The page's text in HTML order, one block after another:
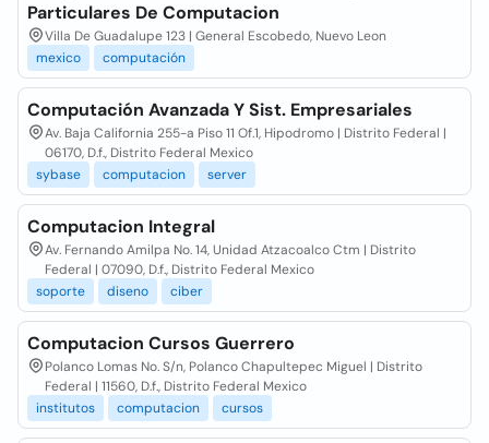
Particulares De Computacion
Villa De Guadalupe 123 | General Escobedo, Nuevo Leon
mexico
computación
Computación Avanzada Y Sist. Empresariales
Av. Baja California 255-a Piso 11 Of.1, Hipodromo | Distrito Federal |
06170, D.f., Distrito Federal Mexico
sybase
computacion server
Computacion Integral
Av. Fernando Amilpa No. 14, Unidad Atzacoalco Ctm | Distrito
Federal | 07090, D.f., Distrito Federal Mexico
soporte
diseno ciber
Computacion Cursos Guerrero
Polanco Lomas No. S/n, Polanco Chapultepec Miguel | Distrito
Federal | 11560, D.f., Distrito Federal Mexico
institutos
computacion cursos